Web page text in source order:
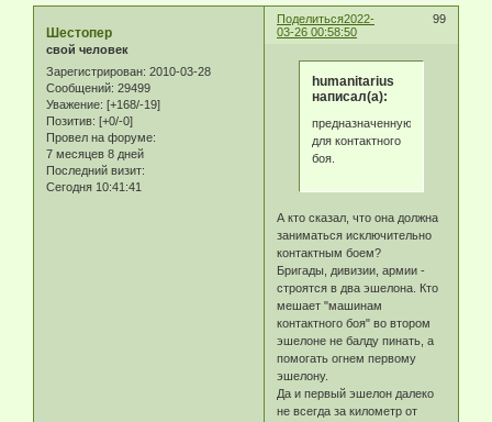
Поделиться 99
2022-
03-26 00:58:50
Шестопер
свой человек
Зарегистрирован: 2010-03-28
Сообщений: 29499
Уважение: [+168/-19]
Позитив: [+0/-0]
Провел на форуме:
7 месяцев 8 дней
Последний визит:
Сегодня 10:41:41
humanitarius
написал(а):
предназначенную
для контактного
боя.
А кто сказал, что она должна
заниматься исключительно
контактным боем?
Бригады, дивизии, армии -
строятся в два эшелона. Кто
мешает "машинам
контактного боя" во втором
эшелоне не балду пинать, а
помогать огнем первому
эшелону.
Да и первый эшелон далеко
не всегда за километр от